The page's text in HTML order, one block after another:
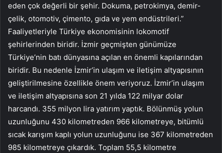
eden çok değerli bir şehir. Dokuma, petrokimya, demir-
çelik, otomotiv, çimento, gıda ve yem endüstrileri.”
Faaliyetleriyle Türkiye ekonomisinin lokomotif
şehirlerinden biridir. İzmir geçmişten günümüze
Türkiye’nin batı dünyasına açılan en önemli kapılarından
biridir. Bu nedenle İzmir’in ulaşım ve iletişim altyapısının
geliştirilmesine özellikle önem veriyoruz. İzmir’in ulaşım
ve iletişim altyapısına son 21 yılda 122 milyar dolar
harcandı. 355 milyon lira yatırım yaptık. Bölünmüş yolun
uzunluğunu 430 kilometreden 966 kilometreye, bitümlü
sıcak karışım kaplı yolun uzunluğunu ise 367 kilometreden
985 kilometreye çıkardık. Toplam 55,5 kilometre